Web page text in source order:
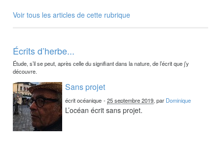
Voir tous les articles de cette rubrique
Écrits d’herbe...
Étude, s’il se peut, après celle du signifiant dans la nature, de l’écrit que j’y
découvre.
Sans projet
écrit océanique -25 septembre 2019, par Dominique
L’océan écrit sans projet.